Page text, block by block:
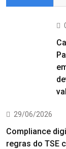
29/06/2026
Compliance
regras do TSE